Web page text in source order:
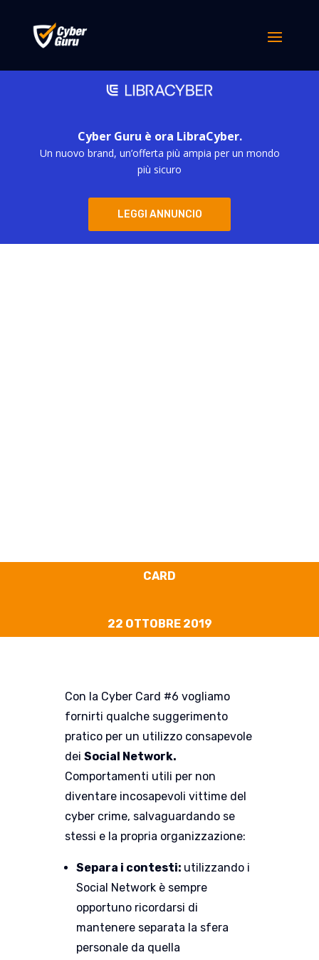
Cyber Guru è ora LibraCyber.
Un nuovo brand, un’offerta più ampia per un mondo
più sicuro
LEGGI ANNUNCIO
CARD
22 OTTOBRE 2019
Con la Cyber Card #6 vogliamo
fornirti qualche suggerimento
pratico per un utilizzo consapevole
dei Social Network.
Comportamenti utili per non
diventare incosapevoli vittime del
cyber crime, salvaguardando se
stessi e la propria organizzazione:
Separa i contesti: utilizzando i
Social Network è sempre
opportuno ricordarsi di
mantenere separata la sfera
personale da quella